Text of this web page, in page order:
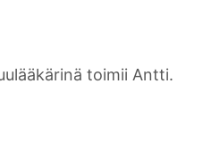
toimii Antti.